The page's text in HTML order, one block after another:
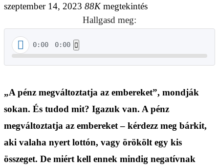
szeptember 14, 2023 88Kmegtekintés
Hallgasd meg:
0:00 0:00
„A pénz megváltoztatja az embereket”, mondják
sokan. És tudod mit? Igazuk van. A pénz
megváltoztatja az embereket – kérdezz meg bárkit,
aki valaha nyert lottón, vagy örökölt egy kis
összeget. De miért kell ennek mindig negatívnak